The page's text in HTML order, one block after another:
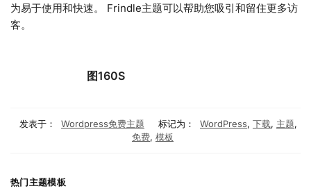
为易于使用和快速。 Frindle主题可以帮助您吸引和留住更多访
客。
图160S
发表于： Wordpress免费主题 标记为： WordPress, 下载, 主题,
免费, 模板
热门主题模板